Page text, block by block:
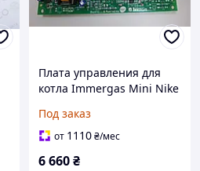
Плата управления для
котла Immergas Mini Nike
1.034271
Под заказ
от 1110₴/мес
6 660₴